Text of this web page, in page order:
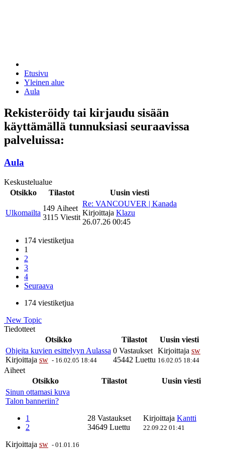
Etusivu
Yleinen alue
Aula
Rekisteröidy tai kirjaudu sisään
käyttämällä tunnuksiasi seuraavissa
palveluissa:
Aula
Keskustelualue
Otsikko
Tilastot Uusin viesti
Ulkomailta
149 Aiheet
3115 Viestit
Re: VANCOUVER | Kanada
Kirjoittaja Klazu
26.07.26 00:45
174 viestiketjua
1
2
3
4
Seuraava
174 viestiketjua
New Topic
Tiedotteet
Otsikko
Tilastot
Uusin viesti
Ohjeita kuvien esittelyyn Aulassa
Kirjoittaja sw - 16.02.05 18:44
0 Vastaukset
45442 Luettu
Kirjoittaja sw
16.02.05 18:44
Aiheet
Otsikko
Tilastot
Uusin viesti
Sinun ottamasi kuva
Talon banneriin?
1
2
Kirjoittaja sw - 01.01.16
28 Vastaukset
34649 Luettu
Kirjoittaja Kantti
22.09.22 01:41